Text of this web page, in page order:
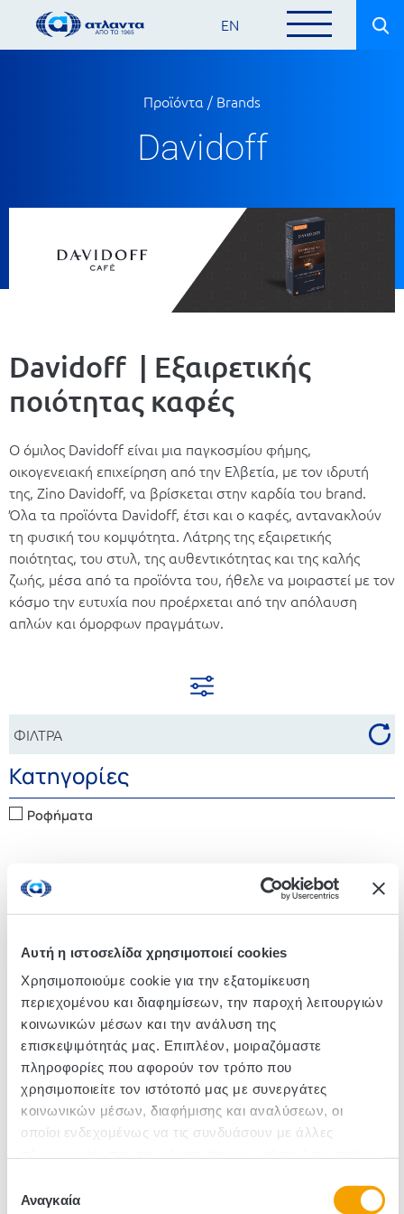
Αυτή η ιστοσελίδα χρησιμοποιεί cookies
Χρησιμοποιούμε cookie για την εξατομίκευση
περιεχομένου και διαφημίσεων, την παροχή λειτουργιών
κοινωνικών μέσων και την ανάλυση της
επισκεψιμότητάς μας. Επιπλέον, μοιραζόμαστε
πληροφορίες που αφορούν τον τρόπο που
χρησιμοποιείτε τον ιστότοπό μας με συνεργάτες
κοινωνικών μέσων, διαφήμισης και αναλύσεων, οι
οποίοι ενδεχομένως να τις συνδυάσουν με άλλες
των υπηρεσιών τους.
συγκατάθεσης
Αναγκαία
EN
Προϊόντα / Brands
Davidoff
Davidoff | Εξαιρετικής
ποιότητας καφές
Ο όμιλος Davidoff είναι μια παγκοσμίου φήμης,
οικογενειακή επιχείρηση από την Ελβετία, με τον ιδρυτή
της, Zino Davidoff, να βρίσκεται στην καρδία του brand.
Όλα τα προϊόντα Davidoff, έτσι και ο καφές, αντανακλούν
τη φυσική του κομψότητα. Λάτρης της εξαιρετικής
ποιότητας, του στυλ, της αυθεντικότητας και της καλής
ζωής, μέσα από τα προϊόντα του, ήθελε να μοιραστεί με τον
κόσμο την ευτυχία που προέρχεται από την απόλαυση
απλών και όμορφων πραγμάτων.
ΦΙΛΤΡΑ
Κατηγορίες
Ροφήματα
Κάψουλες Καφέ Davidoff
Elegant Lungo Espresso
10×5,5g
Κάψουλες Καφέ Davidoff
Espresso 57 Ristretto
10×5,5g